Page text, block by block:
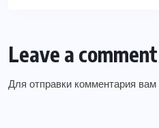
Leave a comment
Для отправки комментария